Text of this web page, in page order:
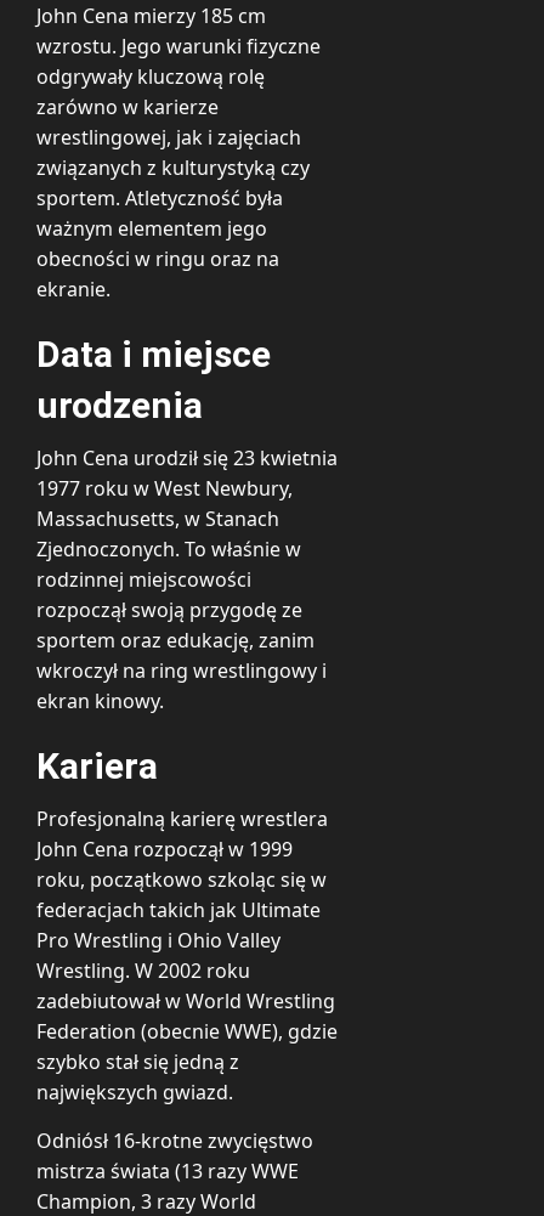
John Cena mierzy 185 cm
wzrostu. Jego warunki fizyczne
odgrywały kluczową rolę
zarówno w karierze
wrestlingowej, jak i zajęciach
związanych z kulturystyką czy
sportem. Atletyczność była
ważnym elementem jego
obecności w ringu oraz na
ekranie.
Data i miejsce
urodzenia
John Cena urodził się 23 kwietnia
1977 roku w West Newbury,
Massachusetts, w Stanach
Zjednoczonych. To właśnie w
rodzinnej miejscowości
rozpoczął swoją przygodę ze
sportem oraz edukację, zanim
wkroczył na ring wrestlingowy i
ekran kinowy.
Kariera
Profesjonalną karierę wrestlera
John Cena rozpoczął w 1999
roku, początkowo szkoląc się w
federacjach takich jak Ultimate
Pro Wrestling i Ohio Valley
Wrestling. W 2002 roku
zadebiutował w World Wrestling
Federation (obecnie WWE), gdzie
szybko stał się jedną z
największych gwiazd.
Odniósł 16-krotne zwycięstwo
mistrza świata (13 razy WWE
Champion, 3 razy World